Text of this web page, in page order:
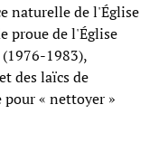
naturelle de l'Église
proue de l'Église
1983),
des laïcs de
« nettoyer »